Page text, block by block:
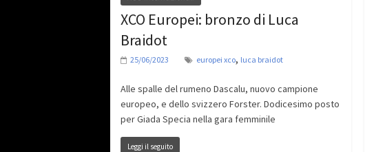
XCO Europei: bronzo di Luca
Braidot
25/06/2023 europei xco, luca braidot
Alle spalle del rumeno Dascalu, nuovo campione
europeo, e dello svizzero Forster. Dodicesimo posto
per Giada Specia nella gara femminile
Leggi il seguito